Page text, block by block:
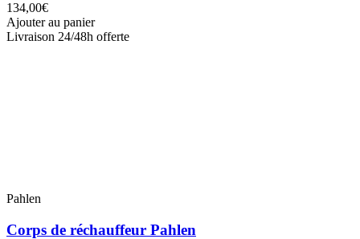
134,00€
Ajouter au panier
Livraison 24/48h offerte
Pahlen
Corps de réchauffeur Pahlen